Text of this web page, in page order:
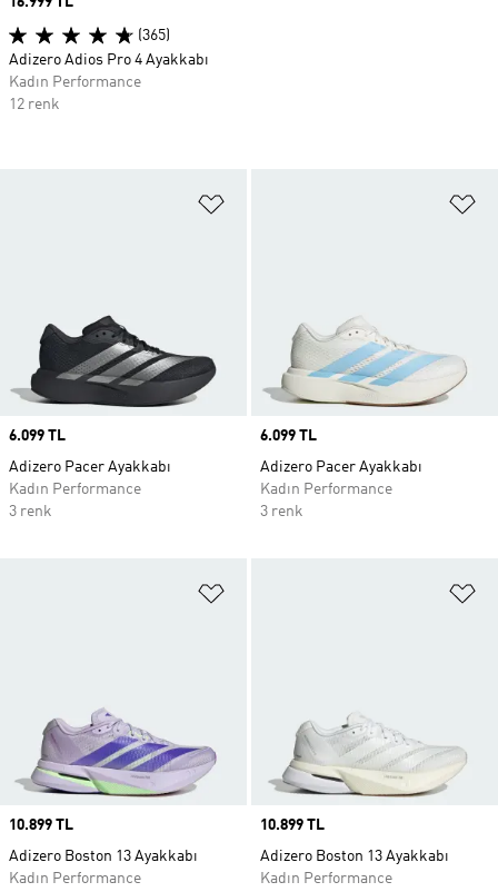
Price
6.099 TL
Adizero Pacer Ayakkabı
Kadın Performance
3 renk
Price
6.099 TL
Adizero Pacer Ayakkabı
Kadın Performance
3 renk
Price
10.899 TL
Adizero Boston 13 Ayakkabı
Kadın Performance
Price
10.899 TL
Adizero Boston 13 Ayakkabı
Kadın Performance
(365)
Adizero Adios Pro 4 Ayakkabı
Kadın Performance
12 renk